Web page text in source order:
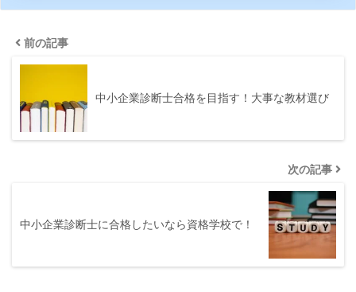
前の記事
中小企業診断士合格を目指す！大事な教材選び
次の記事
中小企業診断士に合格したいなら資格学校で！